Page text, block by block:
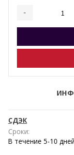
-
СДЭК
Сроки:
В течение 5-10 дней